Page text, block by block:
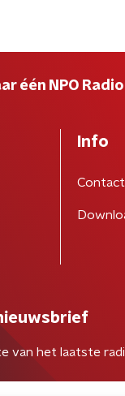
één NPO
Info
Contact
van het laatste